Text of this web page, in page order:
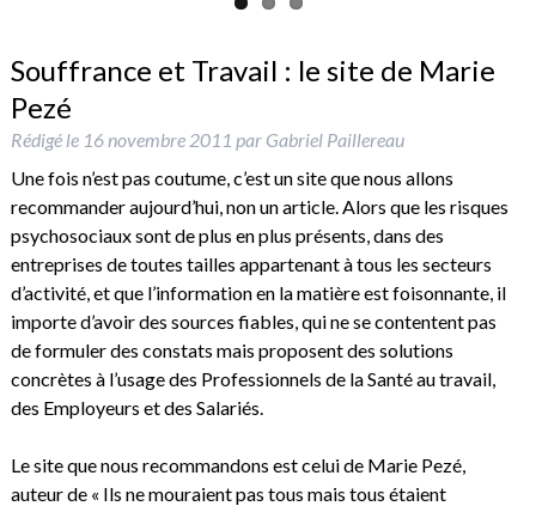
Souffrance et Travail : le site de Marie
Pezé
Rédigé le 16 novembre 2011 par Gabriel Paillereau
Une fois n’est pas coutume, c’est un site que nous allons
recommander aujourd’hui, non un article. Alors que les risques
psychosociaux sont de plus en plus présents, dans des
entreprises de toutes tailles appartenant à tous les secteurs
d’activité, et que l’information en la matière est foisonnante, il
importe d’avoir des sources fiables, qui ne se contentent pas
de formuler des constats mais proposent des solutions
concrètes à l’usage des Professionnels de la Santé au travail,
des Employeurs et des Salariés.
Le site que nous recommandons est celui de Marie Pezé,
auteur de « Ils ne mouraient pas tous mais tous étaient